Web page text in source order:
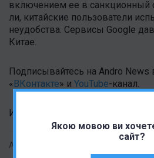
Якою мовою ви
сайт?
включением ее в санкционный
ли, китайские пользователи
неудобства. Сервисы Google
Китае.
Подписывайтесь на Andro News
«ВКонтакте» и YouTube-канал .
Источник:
Автор: